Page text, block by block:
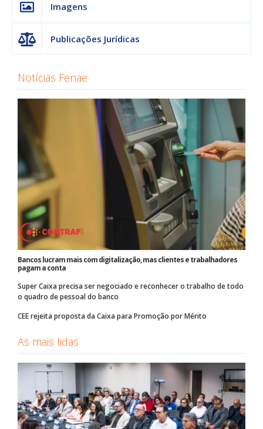
Imagens
Publicações Jurídicas
Notícias Fenae
Bancos lucram mais com digitalização, mas clientes e trabalhadores
pagam a conta
Super Caixa precisa ser negociado e reconhecer o trabalho de todo
o quadro de pessoal do banco
CEE rejeita proposta da Caixa para Promoção por Mérito
As mais lidas